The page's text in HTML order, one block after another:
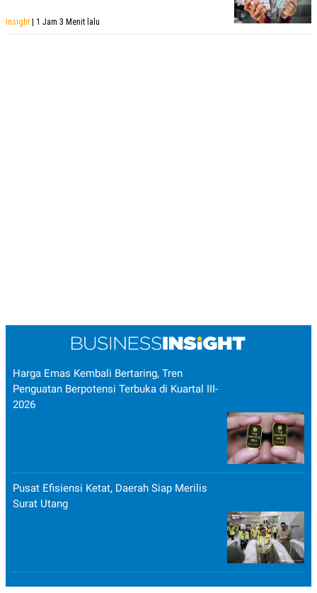
Insight | 1 Jam 3 Menit lalu
Harga Emas Kembali Bertaring, Tren
Penguatan Berpotensi Terbuka di Kuartal III-
2026
Pusat Efisiensi Ketat, Daerah Siap Merilis
Surat Utang